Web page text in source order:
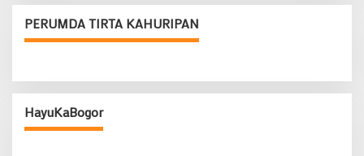
PERUMDA TIRTA KAHURIPAN
HayuKaBogor